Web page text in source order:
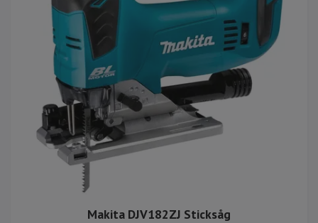
Makita DJV182ZJ Sticksåg